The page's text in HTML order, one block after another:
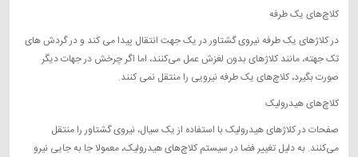
کلاچ‌های یک‌ طرفه
در کلاژ‌های یک‌ طرفه نیروی گشتاور در یک جهت انتقال پیدا می‌ کند و در گردش ‌های
تک جهته، مانند کلاژ‌های بدون لغزش عمل می‌‌کنند، اما اگر چرخش در جهات دیگر
صورت بگیرد، کلاچ‌‌های یک ‌طرفه نیرویی را منتقل نمی ‌کنند.
کلاچ‌های هیدرولیک
صفحات در کلاژ‌های هیدرولیک با استفاده از یک سیال، نیروی گشتاور را منتقل
می‌‌کنند. به دلیل تغییر فضا در سیستم کلاچ‌های هیدرولیک، معمولا جا به جایی نیرو